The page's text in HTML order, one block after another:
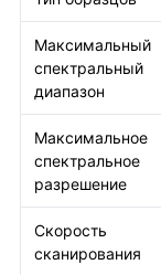
Максимальный
спектральный
диапазон
Максимальное
спектральное
разрешение
Скорость
сканирования